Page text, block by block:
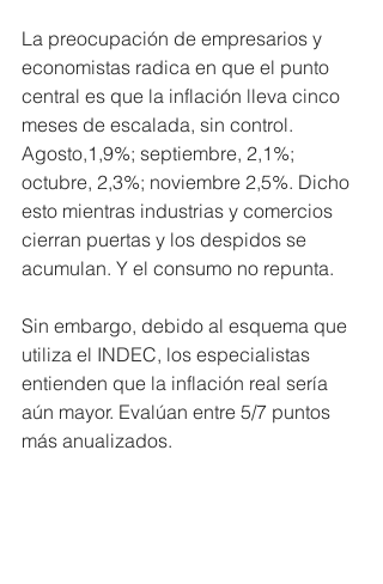
La preocupación de empresarios y
economistas radica en que el punto
central es que la inflación lleva cinco
meses de escalada, sin control.
Agosto,1,9%; septiembre, 2,1%;
octubre, 2,3%; noviembre 2,5%. Dicho
esto mientras industrias y comercios
cierran puertas y los despidos se
acumulan. Y el consumo no repunta.
Sin embargo, debido al esquema que
utiliza el INDEC, los especialistas
entienden que la inflación real sería
aún mayor. Evalúan entre 5/7 puntos
más anualizados.